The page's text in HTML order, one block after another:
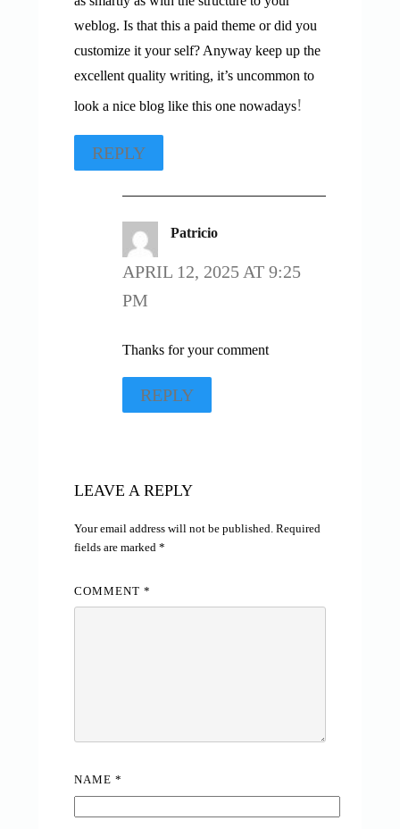
weblog. Is that this a paid theme or did you
customize it your self? Anyway keep up the
excellent quality writing, it’s uncommon to
look a nice blog like this one nowadays!
REPLY
Patricio
APRIL 12, 2025 AT 9:25
PM
Thanks for your comment
REPLY
LEAVE A REPLY
Your email address will not be published. Required
fields are marked *
COMMENT *
NAME *